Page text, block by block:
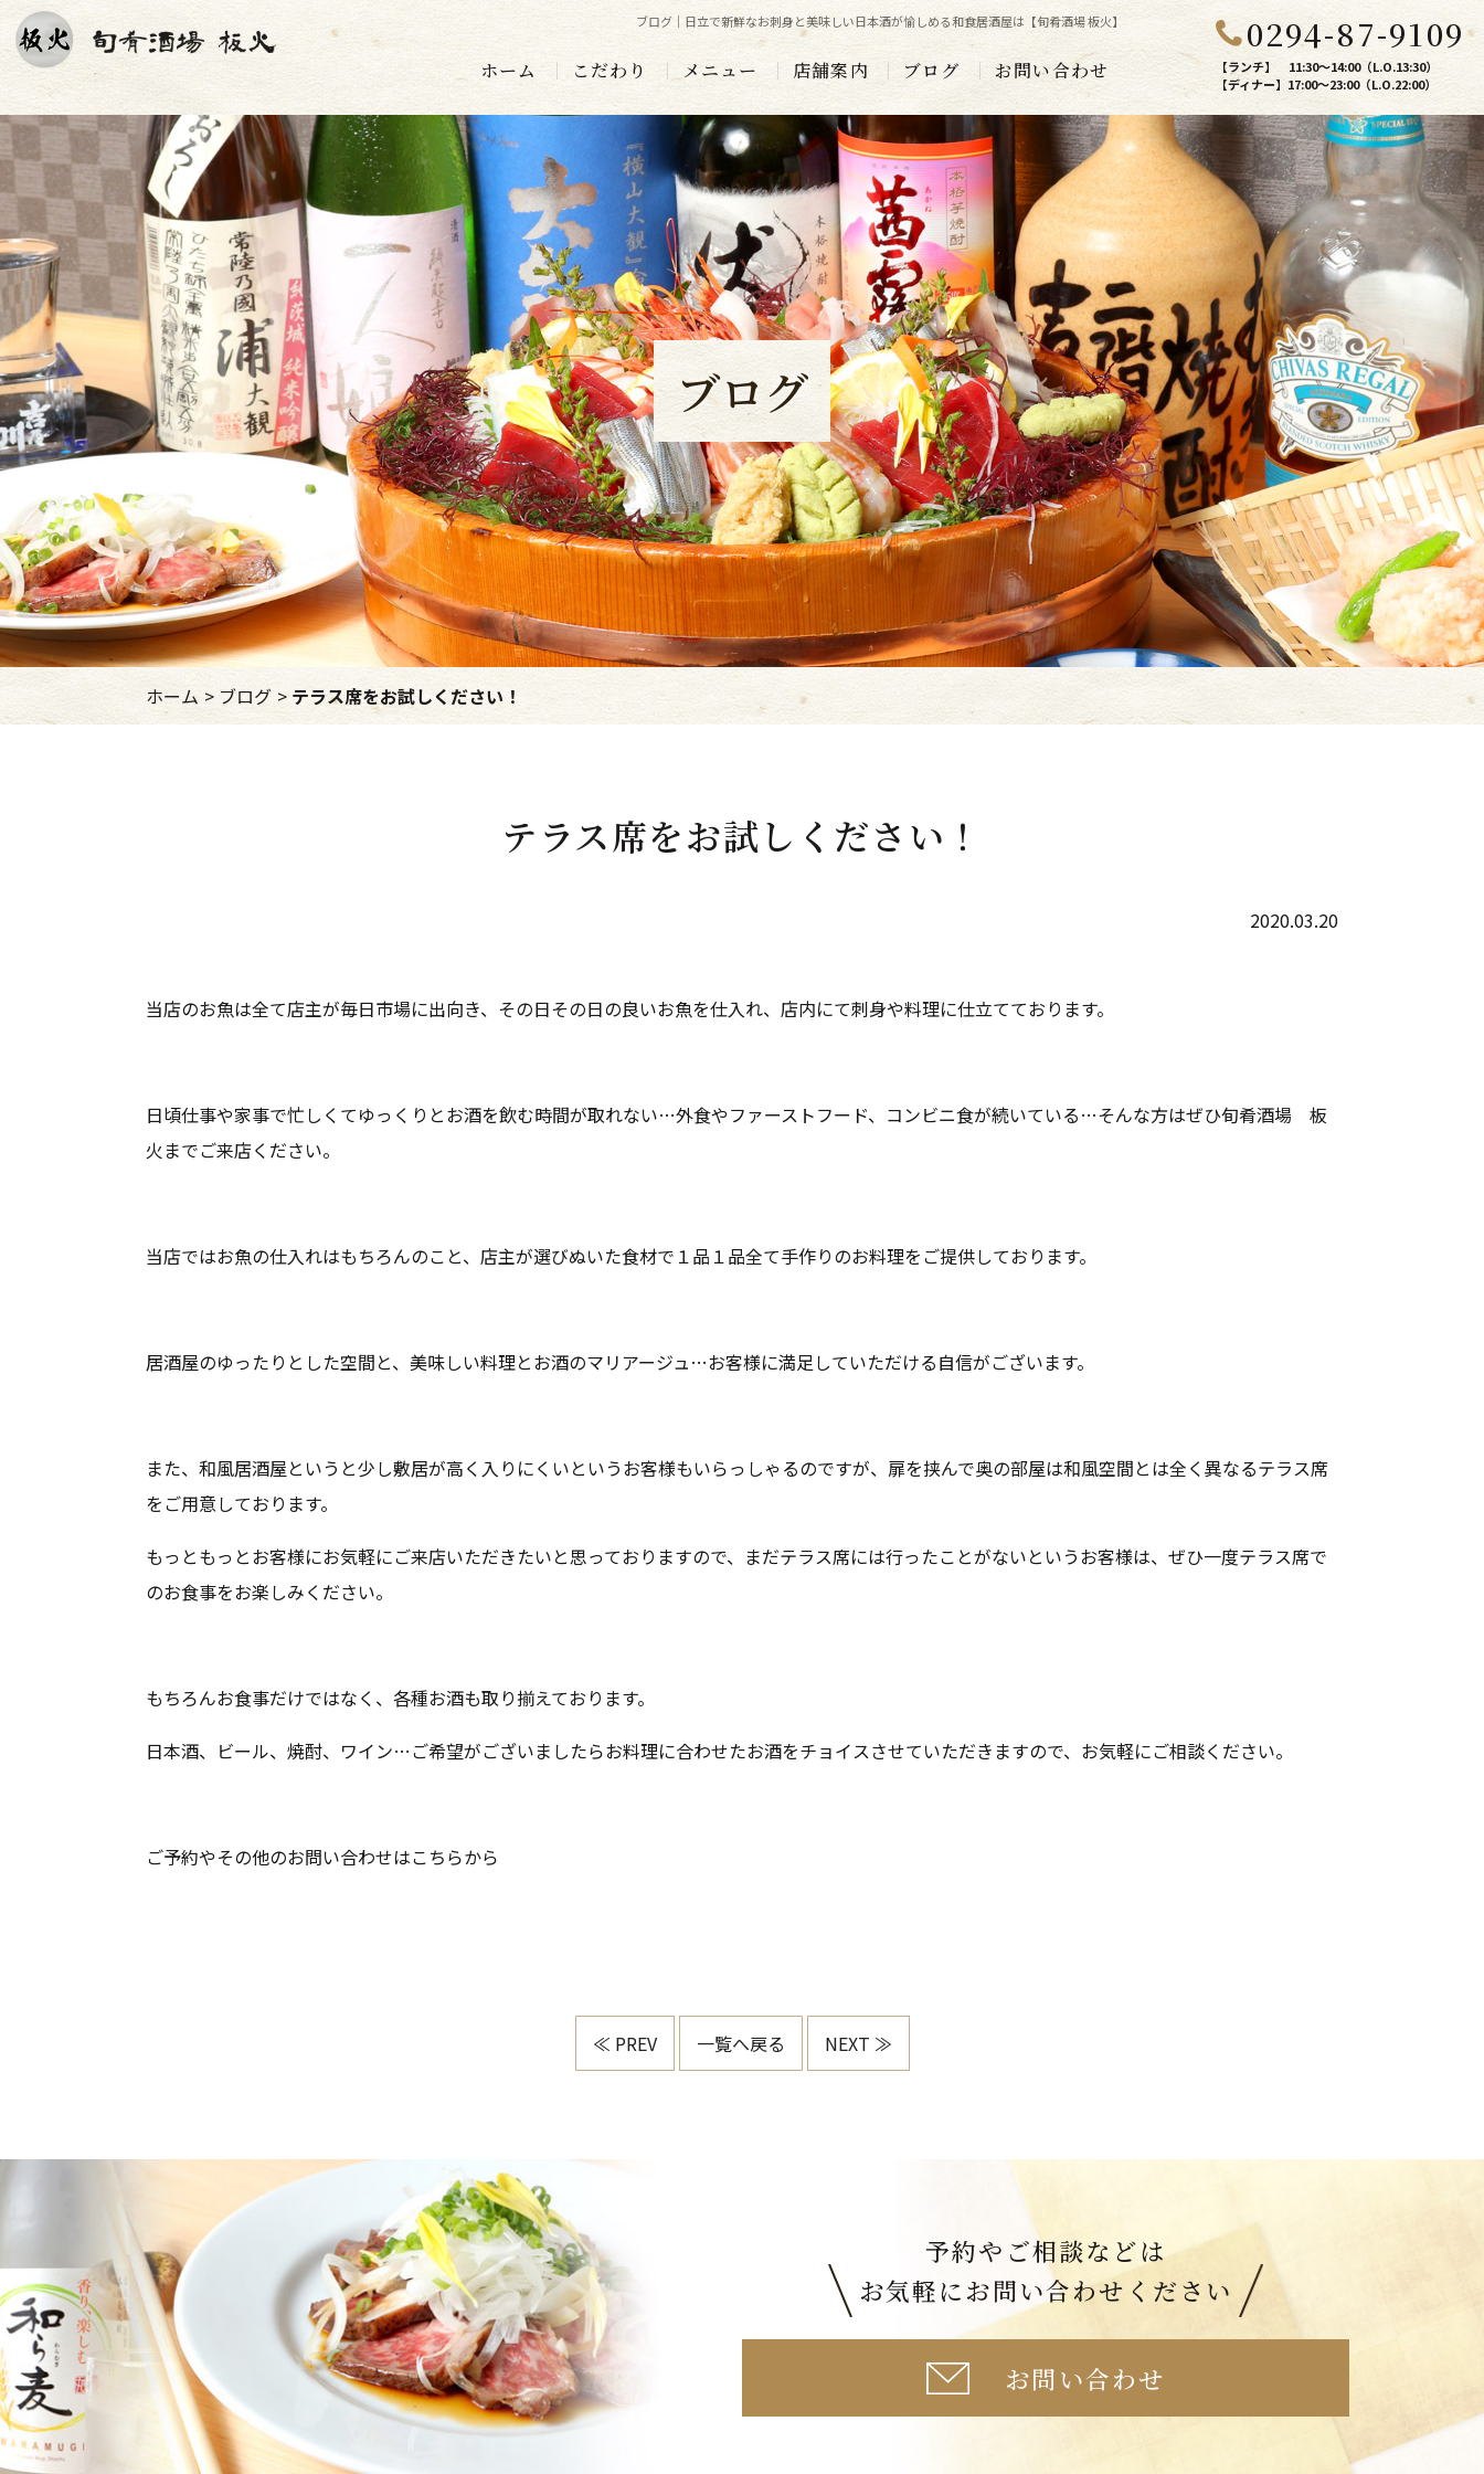
ブログ｜日立で新鮮なお刺身と美味しい日本酒が愉しめる和食居酒屋は【旬肴酒場 板火】
ホーム こだわり メニュー 店舗案内 ブログ お問い合わせ
0294-87-9109
【ランチ】 11:30～14:00（L.O.13:30）
【ディナー】17:00～23:00（L.O.22:00）
ブログ
ホーム ブログ テラス席をお試しください！
テラス席をお試しください！
2020.03.20
当店のお魚は全て店主が毎日市場に出向き、その日その日の良いお魚を仕入れ、店内にて刺身や料理に仕立てております。
日頃仕事や家事で忙しくてゆっくりとお酒を飲む時間が取れない…外食やファーストフード、コンビニ食が続いている…そんな方はぜひ旬肴酒場 板
火までご来店ください。
当店ではお魚の仕入れはもちろんのこと、店主が選びぬいた食材で１品１品全て手作りのお料理をご提供しております。
居酒屋のゆったりとした空間と、美味しい料理とお酒のマリアージュ…お客様に満足していただける自信がございます。
また、和風居酒屋というと少し敷居が高く入りにくいというお客様もいらっしゃるのですが、扉を挟んで奥の部屋は和風空間とは全く異なるテラス席
をご用意しております。
もっともっとお客様にお気軽にご来店いただきたいと思っておりますので、まだテラス席には行ったことがないというお客様は、ぜひ一度テラス席で
のお食事をお楽しみください。
もちろんお食事だけではなく、各種お酒も取り揃えております。
日本酒、ビール、焼酎、ワイン…ご希望がございましたらお料理に合わせたお酒をチョイスさせていただきますので、お気軽にご相談ください。
ご予約やその他のお問い合わせはこちらから
≪ PREV 一覧へ戻る NEXT ≫
予約やご相談などは
お気軽にお問い合わせください
お問い合わせ